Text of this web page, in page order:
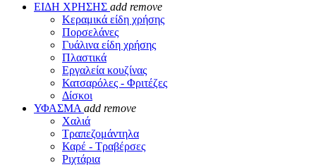
ΕΙΔΗ ΧΡΗΣΗΣ add remove
Κεραμικά είδη χρήσης
Πορσελάνες
Γυάλινα είδη χρήσης
Πλαστικά
Εργαλεία κουζίνας
Κατσαρόλες - Φριτέζες
Δίσκοι
ΥΦΑΣΜΑ add remove
Χαλιά
Τραπεζομάντηλα
Καρέ - Τραβέρσες
Ριχτάρια